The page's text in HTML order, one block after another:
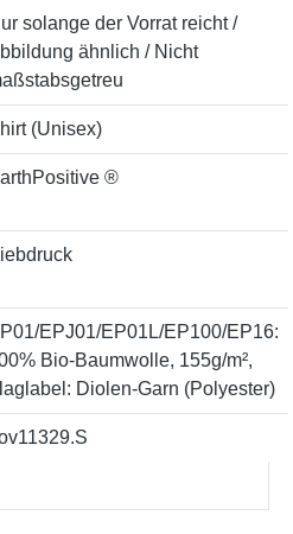
solange der Vorrat reicht /
ähnlich / Nicht
(Unisex)
®
EPJ01/EP01L/EP100/EP16:
Bio-Baumwolle, 155g/m²,
Diolen-Garn (Polyester)